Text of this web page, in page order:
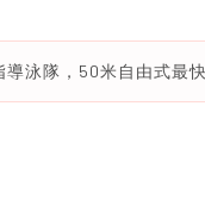
泳隊，50米自由式最